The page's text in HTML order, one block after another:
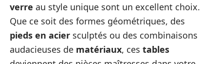
verre au style unique sont un excellent choix.
Que ce soit des formes géométriques, des
pieds en acier sculptés ou des combinaisons
audacieuses de matériaux, ces tables